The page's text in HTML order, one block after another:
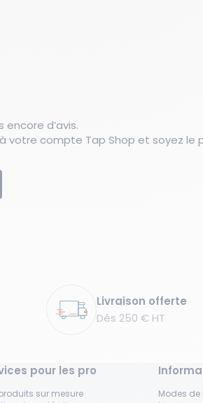
encore d’avis.
votre compte Tap Shop et soyez le
Livraison offerte
Dès 250 € HT
pour les pro
sur mesure
Modes